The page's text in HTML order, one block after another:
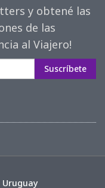
y obtené las
de las
al Viajero!
Suscríbete
Uruguay